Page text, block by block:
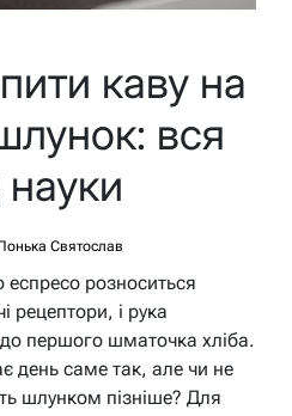
каву на
вся
Святослав
розноситься
рецептори, і рука
першого шматочка хліба.
день саме так, але чи не
шлунком пізніше? Для